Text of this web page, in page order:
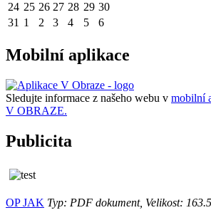
24 25 26 27 28 29 30
31 1 2 3 4 5 6
Mobilní aplikace
Sledujte informace z našeho webu v mobilní
V OBRAZE.
Publicita
OP JAK Typ: PDF dokument, Velikost: